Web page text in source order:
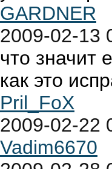
GARDNER
2009-02-13
что значит
как это
Pril_FoX
2009-02-22
Vadim6670